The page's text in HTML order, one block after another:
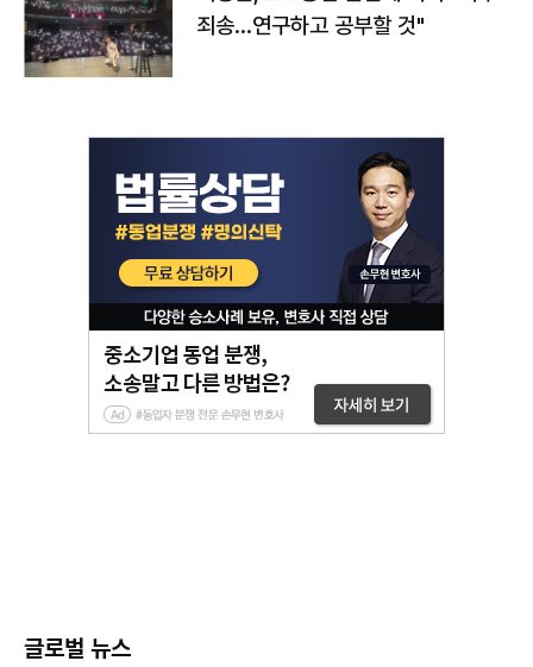
죄송…연구하고 공부할 것"
글로벌 뉴스